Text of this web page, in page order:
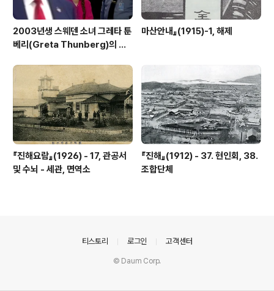
2003년생 스웨덴 소녀 그레타 툰
베리(Greta Thunberg)의 외
마산안내』(1915)-1, 해제
『진해요람』(1926) - 17, 관공서
및 수뇌 - 세관, 면역소
『진해』(1912) - 37. 현인회, 38.
조합단체
티스토리 로그인 고객센터
© Daum Corp.